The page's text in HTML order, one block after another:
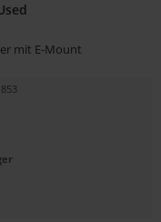
mit E-Mount